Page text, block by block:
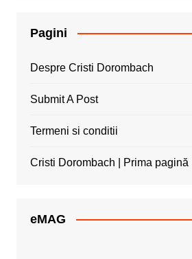
Pagini
Despre Cristi Dorombach
Submit A Post
Termeni si conditii
Cristi Dorombach | Prima pagină
eMAG